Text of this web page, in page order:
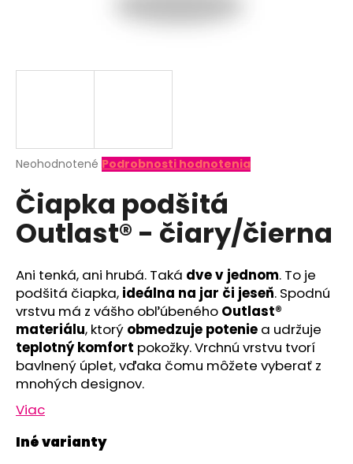
Priemerné
produktu
je
0,0
z
hviezdičiek.
Neohodnotené Podrobnosti hodnotenia
Čiapka podšitá
Outlast® - čiary/čierna
Ani tenká, ani hrubá. Taká dve v jednom. To je
podšitá čiapka, ideálna na jar či jeseň. Spodnú
vrstvu má z vášho obľúbeného Outlast®
materiálu, ktorý obmedzuje potenie a udržuje
teplotný komfort pokožky. Vrchnú vrstvu tvorí
bavlnený úplet, vďaka čomu môžete vyberať z
mnohých designov.
Viac
d
p
o
r
ú
č
a
m
e
POLODUPAČKY